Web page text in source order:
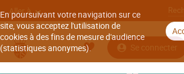
En poursuivant votre navigation sur ce
site, vous acceptez l'utilisation de
cookies à des fins de mesure d'audience
(statistiques anonymes).
Aller à
Se connecter